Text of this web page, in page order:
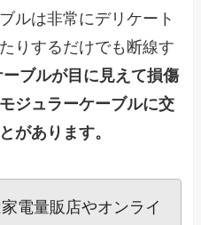
ルは非常にデリケート
りするだけでも断線す
ーブルが目に見えて損傷
ジュラーケーブルに交
があります。
電量販店やオンライ